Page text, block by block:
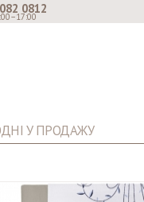
0812
У ПРОДАЖУ